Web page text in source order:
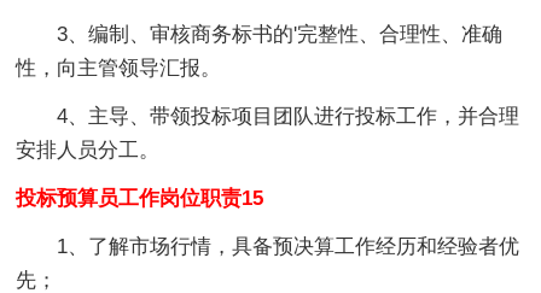
3、编制、审核商务标书的'完整性、合理性、准确
性，向主管领导汇报。
4、主导、带领投标项目团队进行投标工作，并合理
安排人员分工。
投标预算员工作岗位职责15
1、了解市场行情，具备预决算工作经历和经验者优
先；